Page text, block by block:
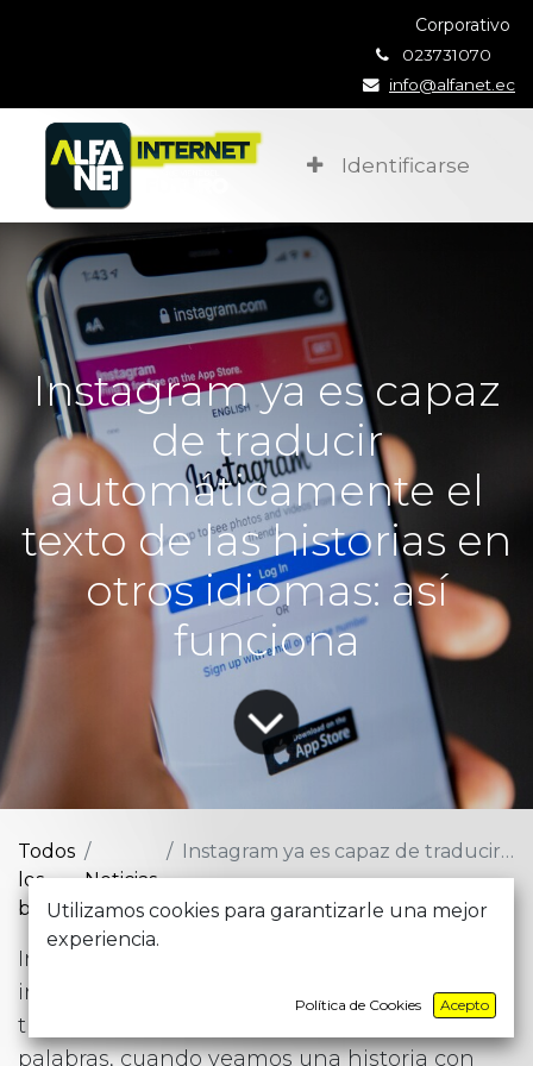
Corporativo
023731070
info@alfanet.ec
Identificarse
Instagram ya es capaz
de traducir
automáticamente el
texto de las historias en
otros idiomas: así
funciona
Todos
los
blogs
Noticias
Instagram ya es capaz de traducir automáticamente el texto de las historias en otros idiomas: así funciona
Instagram acaba de anunciar una nueva e
interesante función para sus historias: la
traducción automática del texto. En pocas
palabras, cuando veamos una historia con
Utilizamos cookies para garantizarle una mejor
experiencia.
Política de Cookies Acepto